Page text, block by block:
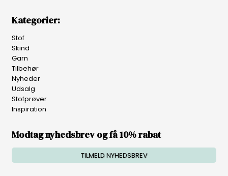
Kategorier:
Stof
Skind
Garn
Tilbehør
Nyheder
Udsalg
Stofprøver
Inspiration
Modtag nyhedsbrev og få 10% rabat
TILMELD NYHEDSBREV